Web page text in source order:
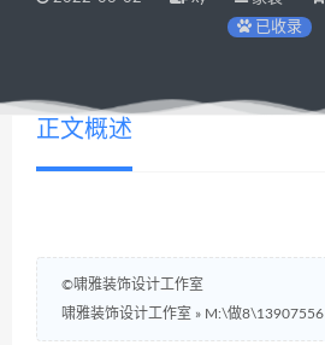
已收录
正文概述
©啸雅装饰设计工作室
啸雅装饰设计工作室 » M:\做8\13907556